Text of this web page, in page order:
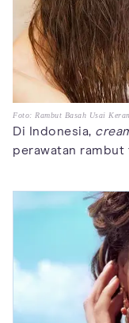
Foto: Rambut Basah Usai
Di Indonesia,
perawatan